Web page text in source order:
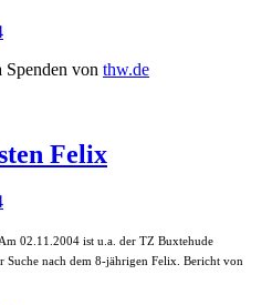
von thw.de
Felix
02.11.2004 ist u.a. der TZ Buxtehude
Suche nach dem 8-jährigen Felix. Bericht von